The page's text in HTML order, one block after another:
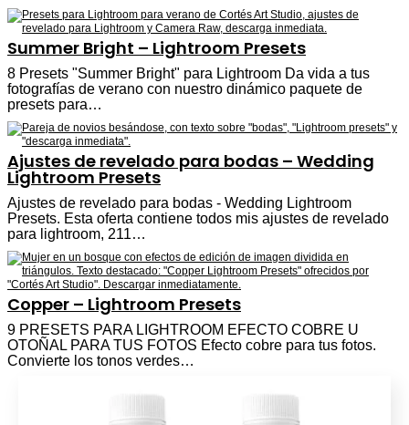
Summer Bright – Lightroom Presets
8 Presets "Summer Bright" para Lightroom Da vida a tus
fotografías de verano con nuestro dinámico paquete de
presets para…
Ajustes de revelado para bodas – Wedding
Lightroom Presets
Ajustes de revelado para bodas - Wedding Lightroom
Presets. Esta oferta contiene todos mis ajustes de revelado
para lightroom, 211…
Copper – Lightroom Presets
9 PRESETS PARA LIGHTROOM EFECTO COBRE U
OTOÑAL PARA TUS FOTOS Efecto cobre para tus fotos.
Convierte los tonos verdes…